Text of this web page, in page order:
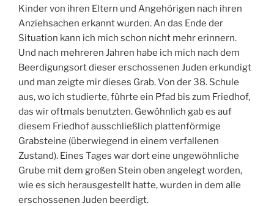
Kinder von ihren Eltern und Angehörigen nach ihren
Anziehsachen erkannt wurden. An das Ende der
Situation kann ich mich schon nicht mehr erinnern.
Und nach mehreren Jahren habe ich mich nach dem
Beerdigungsort dieser erschossenen Juden erkundigt
und man zeigte mir dieses Grab. Von der 38. Schule
aus, wo ich studierte, führte ein Pfad bis zum Friedhof,
das wir oftmals benutzten. Gewöhnlich gab es auf
diesem Friedhof ausschließlich plattenförmige
Grabsteine (überwiegend in einem verfallenen
Zustand). Eines Tages war dort eine ungewöhnliche
Grube mit dem großen Stein oben angelegt worden,
wie es sich herausgestellt hatte, wurden in dem alle
erschossenen Juden beerdigt.